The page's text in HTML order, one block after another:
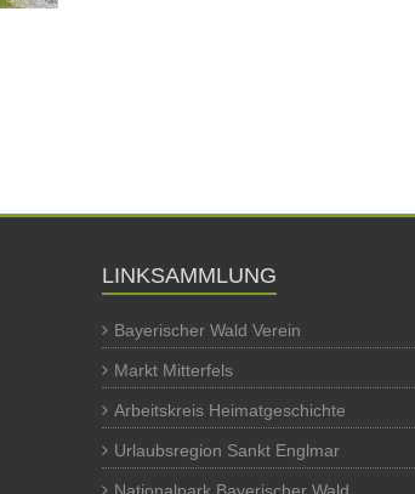
LINKSAMMLUNG
Bayerischer Wald Verein
Markt Mitterfels
Arbeitskreis Heimatgeschichte
Urlaubsregion Sankt Englmar